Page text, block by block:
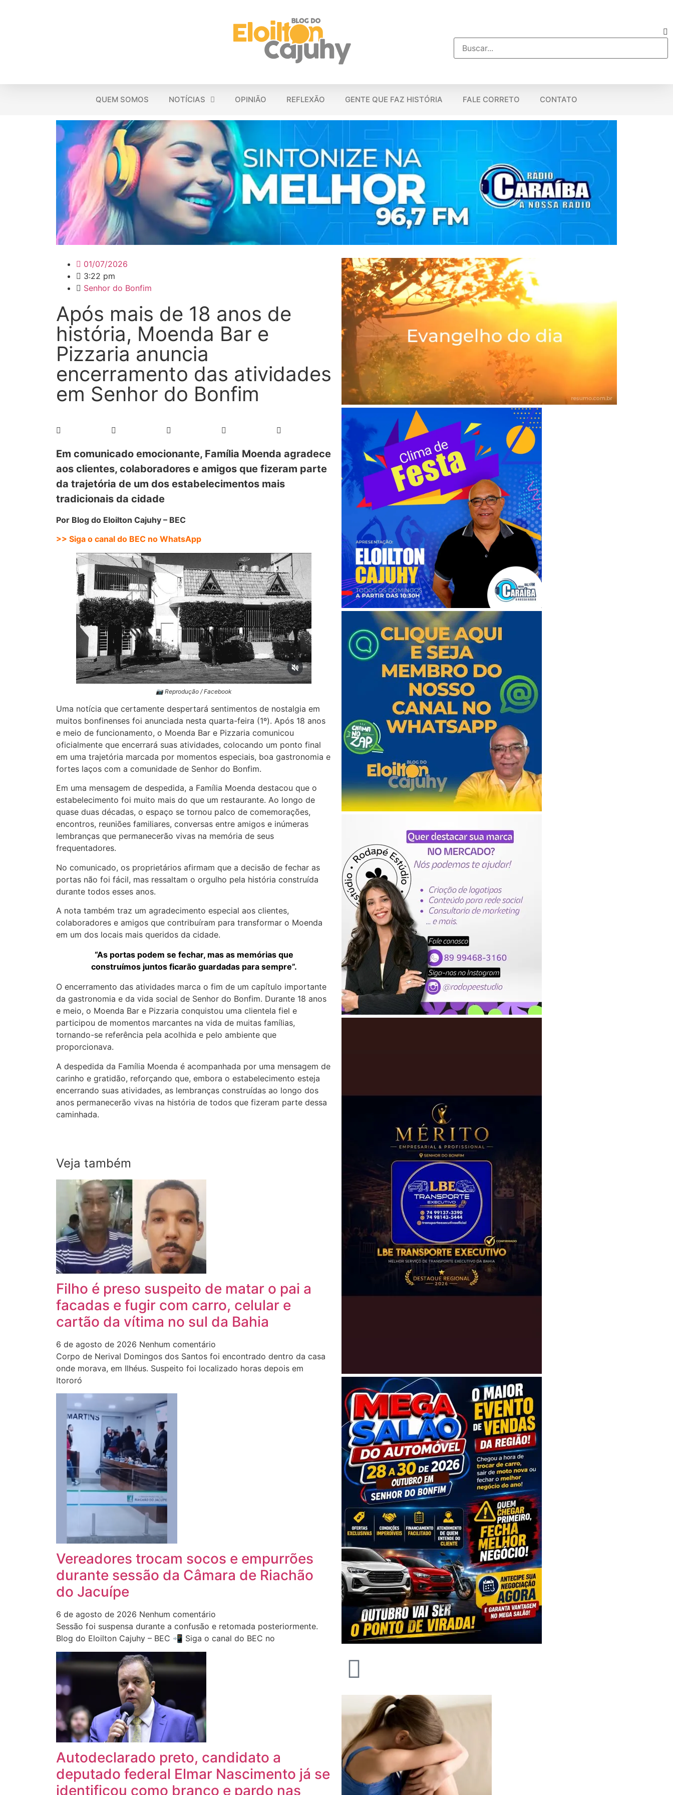
QUEM SOMOS NOTÍCIAS OPINIÃO REFLEXÃO GENTE QUE FAZ HISTÓRIA FALE CORRETO CONTATO
01/07/2026
3:22 pm
Senhor do Bonfim
Após mais de 18 anos de
história, Moenda Bar e
Pizzaria anuncia
encerramento das atividades
em Senhor do Bonfim
Em comunicado emocionante, Família Moenda agradece
aos clientes, colaboradores e amigos que fizeram parte
da trajetória de um dos estabelecimentos mais
tradicionais da cidade
Por Blog do Eloilton Cajuhy – BEC
>> Siga o canal do BEC no WhatsApp
📷 Reprodução / Facebook
Uma notícia que certamente despertará sentimentos de nostalgia em
muitos bonfinenses foi anunciada nesta quarta-feira (1º). Após 18 anos
e meio de funcionamento, o Moenda Bar e Pizzaria comunicou
oficialmente que encerrará suas atividades, colocando um ponto final
em uma trajetória marcada por momentos especiais, boa gastronomia e
fortes laços com a comunidade de Senhor do Bonfim.
Em uma mensagem de despedida, a Família Moenda destacou que o
estabelecimento foi muito mais do que um restaurante. Ao longo de
quase duas décadas, o espaço se tornou palco de comemorações,
encontros, reuniões familiares, conversas entre amigos e inúmeras
lembranças que permanecerão vivas na memória de seus
frequentadores.
No comunicado, os proprietários afirmam que a decisão de fechar as
portas não foi fácil, mas ressaltam o orgulho pela história construída
durante todos esses anos.
A nota também traz um agradecimento especial aos clientes,
colaboradores e amigos que contribuíram para transformar o Moenda
em um dos locais mais queridos da cidade.
“As portas podem se fechar, mas as memórias que
construímos juntos ficarão guardadas para sempre”.
O encerramento das atividades marca o fim de um capítulo importante
da gastronomia e da vida social de Senhor do Bonfim. Durante 18 anos
e meio, o Moenda Bar e Pizzaria conquistou uma clientela fiel e
participou de momentos marcantes na vida de muitas famílias,
tornando-se referência pela acolhida e pelo ambiente que
proporcionava.
A despedida da Família Moenda é acompanhada por uma mensagem de
carinho e gratidão, reforçando que, embora o estabelecimento esteja
encerrando suas atividades, as lembranças construídas ao longo dos
anos permanecerão vivas na história de todos que fizeram parte dessa
caminhada.
Veja também
Filho é preso suspeito de matar o pai a
facadas e fugir com carro, celular e
cartão da vítima no sul da Bahia
6 de agosto de 2026 Nenhum comentário
Corpo de Nerival Domingos dos Santos foi encontrado dentro da casa
onde morava, em Ilhéus. Suspeito foi localizado horas depois em
Itororó
Vereadores trocam socos e empurrões
durante sessão da Câmara de Riachão
do Jacuípe
6 de agosto de 2026 Nenhum comentário
Sessão foi suspensa durante a confusão e retomada posteriormente.
Blog do Eloilton Cajuhy – BEC 📲 Siga o canal do BEC no
Autodeclarado preto, candidato a
deputado federal Elmar Nascimento já se
identificou como branco e pardo nas